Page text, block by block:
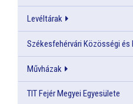
Levéltárak
Székesfehérvári Közösségi
Művházak
TIT Fejér Megyei Egyesülete